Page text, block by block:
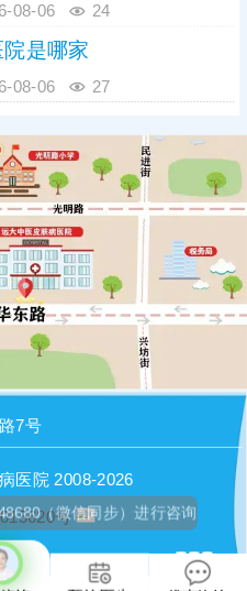
08-06 24
是哪家
08-06 27
7号
医院 2008-2026
号
（微信同步）进行咨询